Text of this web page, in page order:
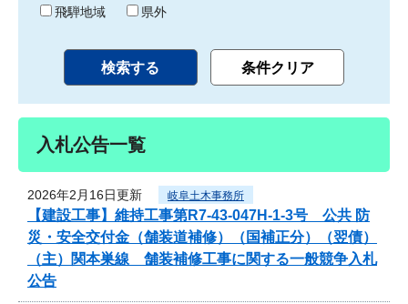
飛騨地域
県外
入札公告一覧
2026年2月16日更新 岐阜土木事務所
【建設工事】維持工事第R7-43-047H-1-3号 公共 防
災・安全交付金（舗装道補修）（国補正分）（翌債）
（主）関本巣線 舗装補修工事に関する一般競争入札
公告